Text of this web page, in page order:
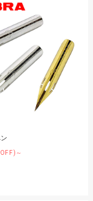
～